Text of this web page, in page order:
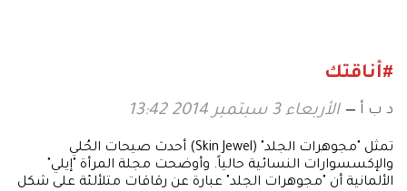
#أناقتك
د ب أ الأربعاء 3 سبتمبر 2014 13:42
تمثل "مجوهرات الجلد" (Skin Jewel) أحدث صيحات الحُلي
والإكسسوارات النسائية حالياً. وأوضحت مجلة المرأة "إيلي"
الألمانية أن "مجوهرات الجلد" عبارة عن رقاقات متلألئة على شكل